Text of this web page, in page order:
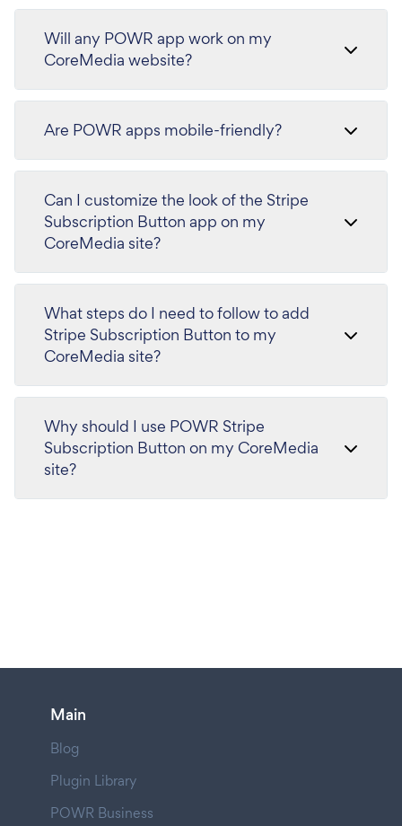
Will any POWR app work on my
CoreMedia website?
Are POWR apps mobile-friendly?
Can I customize the look of the Stripe
Subscription Button app on my
CoreMedia site?
What steps do I need to follow to add
Stripe Subscription Button to my
CoreMedia site?
Why should I use POWR Stripe
Subscription Button on my CoreMedia
site?
Main
Blog
Plugin Library
POWR Business